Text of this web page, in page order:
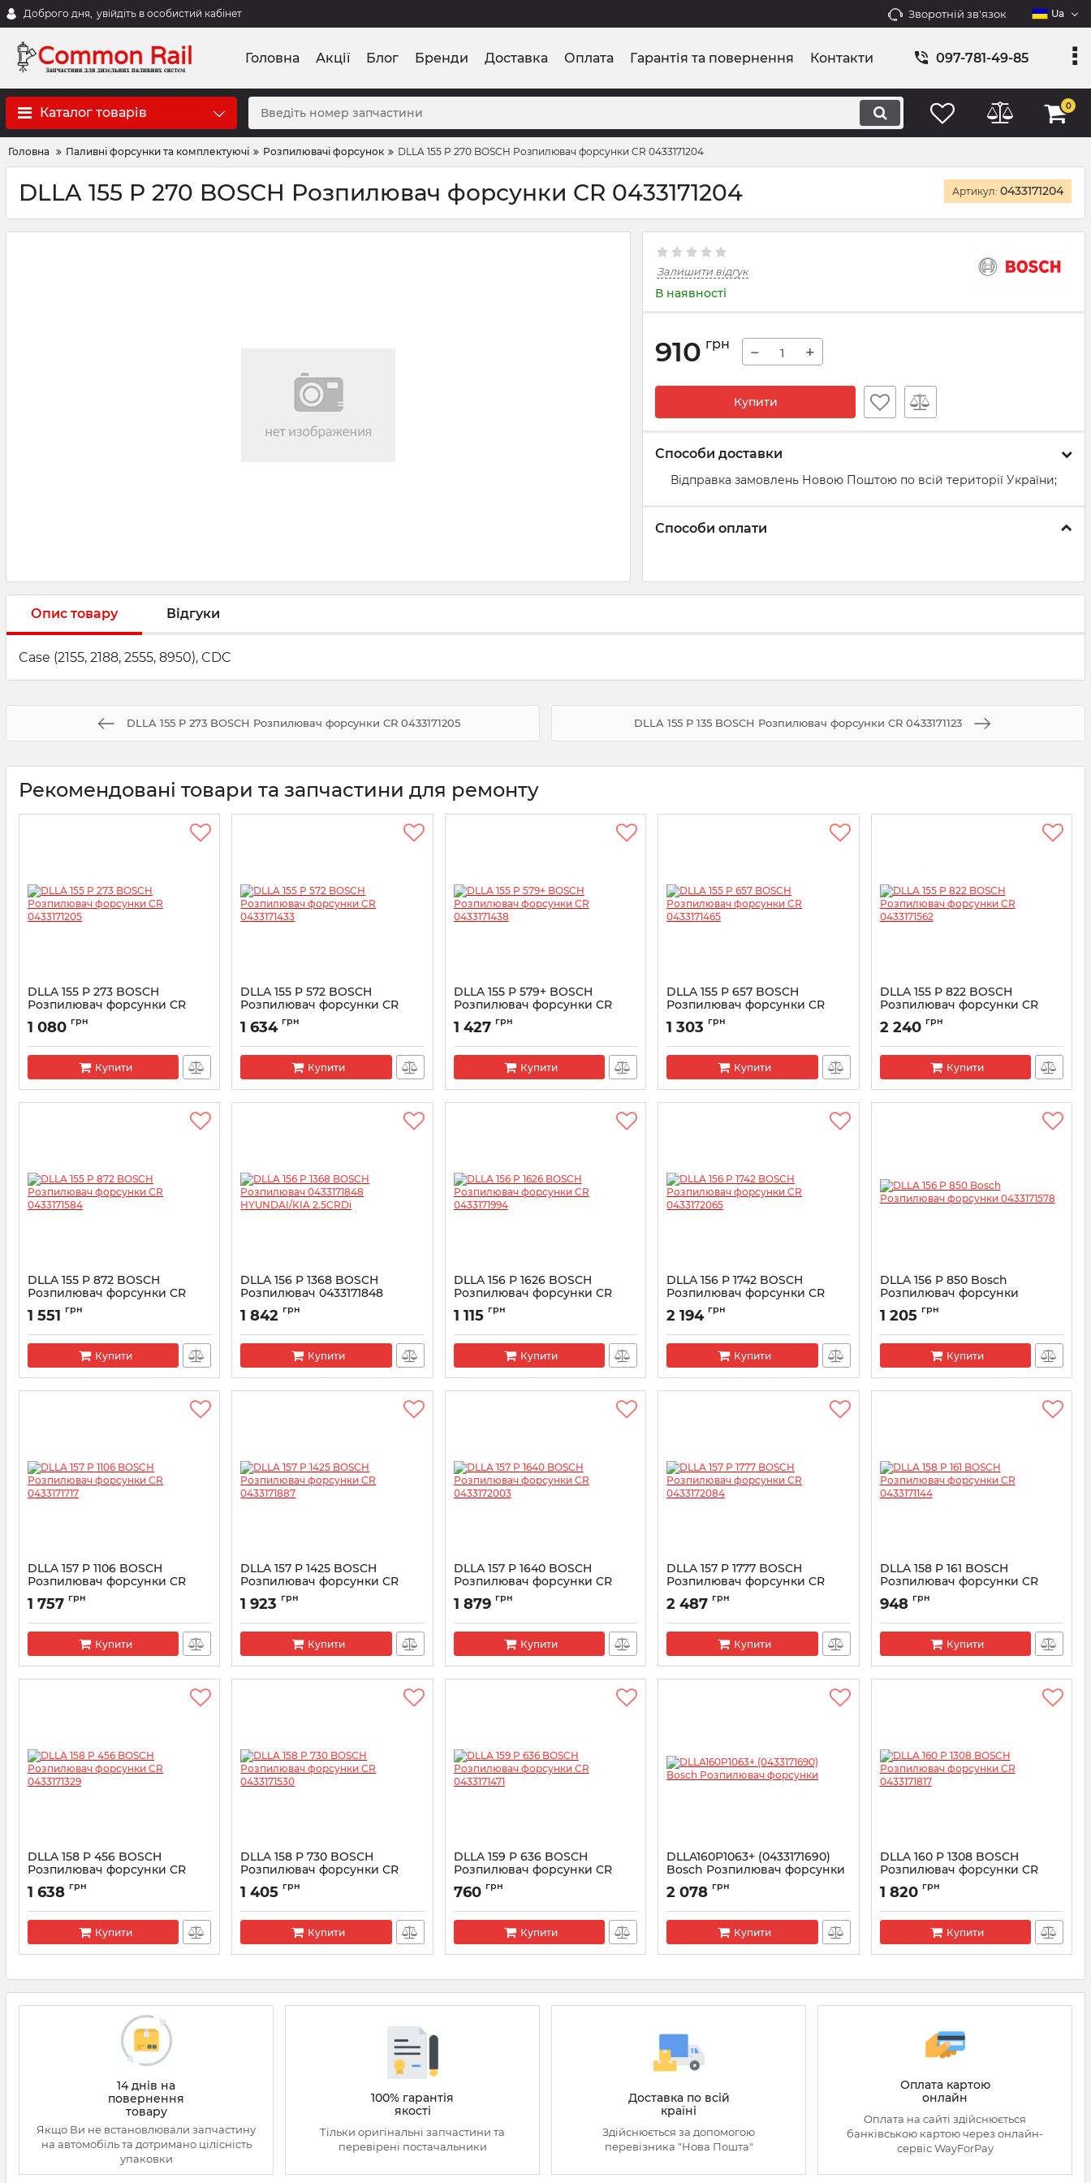
Доброго дня, увійдіть в особистий кабінет Зворотній зв'язок Ua
Головна Акції Блог Бренди Доставка Оплата Гарантія та повернення Контакти 097-781-49-85
Каталог товарів 0
Головна Паливні форсунки та комплектуючі Розпилювачі форсунок DLLA 155 P 270 BOSCH Розпилювач форсунки CR 0433171204
DLLA 155 P 270 BOSCH Розпилювач форсунки CR 0433171204 Артикул: 0433171204
Залишити відгук
В наявності
910 грн − +
Купити
Способи доставки
Відправка замовлень Новою Поштою по всій території України;
Способи оплати
Опис товару Відгуки
Case (2155, 2188, 2555, 8950), CDC
DLLA 155 P 273 BOSCH Розпилювач форсунки CR 0433171205 DLLA 155 P 135 BOSCH Розпилювач форсунки CR 0433171123
Рекомендовані товари та запчастини для ремонту
DLLA 155 P 273 BOSCH
Розпилювач форсунки CR
0433171205
Артикул:
1 080 грн
Купити
DLLA 155 P 572 BOSCH
Розпилювач форсунки CR
0433171433
Артикул:
1 634 грн
Купити
DLLA 155 P 579+ BOSCH
Розпилювач форсунки CR
0433171438
Артикул:
1 427 грн
Купити
DLLA 155 P 657 BOSCH
Розпилювач форсунки CR
0433171465
Артикул:
1 303 грн
Купити
DLLA 155 P 822 BOSCH
Розпилювач форсунки CR
0433171562
Артикул:
2 240 грн
Купити
DLLA 155 P 872 BOSCH
Розпилювач форсунки CR
0433171584
Артикул:
1 551 грн
Купити
DLLA 156 P 1368 BOSCH
Розпилювач 0433171848
HYUNDAI/KIA 2.5CRDi
Артикул:
1 842 грн
Купити
DLLA 156 P 1626 BOSCH
Розпилювач форсунки CR
0433171994
Артикул:
1 115 грн
Купити
DLLA 156 P 1742 BOSCH
Розпилювач форсунки CR
0433172065
Артикул:
2 194 грн
Купити
DLLA 156 P 850 Bosсh
Розпилювач форсунки
0433171578
Артикул:
1 205 грн
Купити
DLLA 157 P 1106 BOSCH
Розпилювач форсунки CR
0433171717
Артикул:
1 757 грн
Купити
DLLA 157 P 1425 BOSCH
Розпилювач форсунки CR
0433171887
Артикул:
1 923 грн
Купити
DLLA 157 P 1640 BOSCH
Розпилювач форсунки CR
0433172003
Артикул:
1 879 грн
Купити
DLLA 157 P 1777 BOSCH
Розпилювач форсунки CR
0433172084
Артикул:
2 487 грн
Купити
DLLA 158 P 161 BOSCH
Розпилювач форсунки CR
0433171144
Артикул:
948 грн
Купити
DLLA 158 P 456 BOSCH
Розпилювач форсунки CR
0433171329
Артикул:
1 638 грн
Купити
DLLA 158 P 730 BOSCH
Розпилювач форсунки CR
0433171530
Артикул:
1 405 грн
Купити
DLLA 159 P 636 BOSCH
Розпилювач форсунки CR
0433171471
Артикул:
760 грн
Купити
DLLA160P1063+ (0433171690)
Bosсh Розпилювач форсунки
Артикул: 0433171690
2 078 грн
Купити
DLLA 160 P 1308 BOSCH
Розпилювач форсунки CR
0433171817
Артикул:
1 820 грн
Купити
14 днів на
повернення
товару
Якщо Ви не встановлювали запчастину
на автомобіль та дотримано цілісність
упаковки
100% гарантія
якості
Тільки оригінальні запчастини та
перевірені постачальники
Доставка по всій
країні
Здійснюється за допомогою
перевізника "Нова Пошта"
Оплата картою
онлайн
Оплата на сайті здійснюється
банківською картою через онлайн-
сервіс WayForPay